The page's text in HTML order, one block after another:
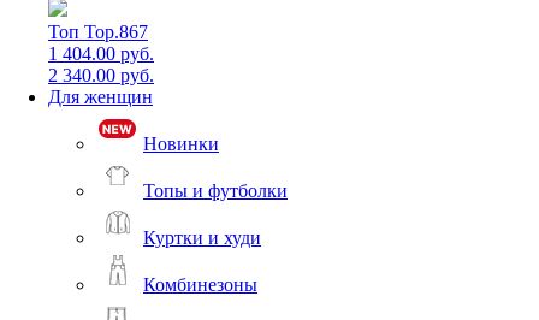
Топ Top.867
1 404.00 руб.
2 340.00 руб.
Для женщин
Новинки
Топы и футболки
Куртки и худи
Комбинезоны